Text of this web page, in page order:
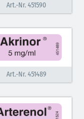
Art.-Nr. 451590
Art.-Nr. 451489